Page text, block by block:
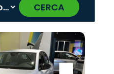
CERCA
›